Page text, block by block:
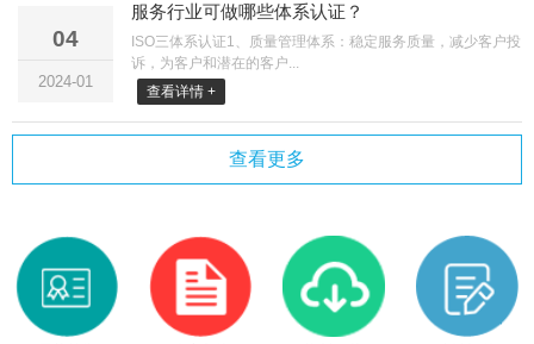
04
2024-01
服务行业可做哪些体系认证？
ISO三体系认证1、质量管理体系：稳定服务质量，减少客户投
诉，为客户和潜在的客户...
查看详情 +
查看更多